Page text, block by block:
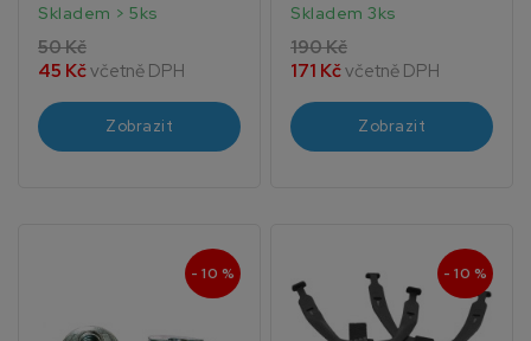
Skladem > 5ks
50 Kč
45 Kčvčetně DPH
Zobrazit
Skladem 3ks
190 Kč
171 Kčvčetně DPH
Zobrazit
- 10 % - 10 %